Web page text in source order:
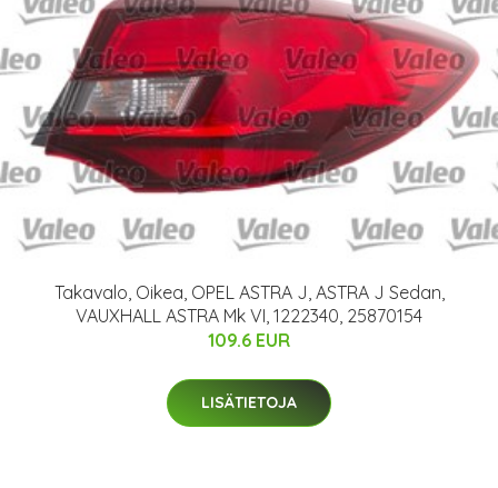
Takavalo, Oikea, OPEL ASTRA J, ASTRA J Sedan,
VAUXHALL ASTRA Mk VI, 1222340, 25870154
109.6 EUR
LISÄTIETOJA